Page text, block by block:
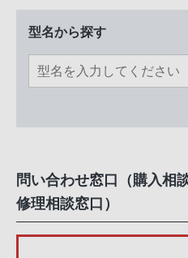
型名から探す
問い合わせ窓口（購入相
修理相談窓口）